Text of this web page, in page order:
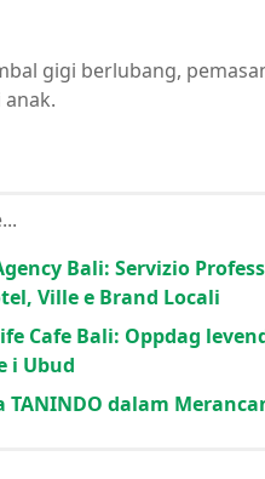
gigi berlubang,
Bali: Servizio
Ville e Brand Locali
Cafe Bali: Oppdag
i Ubud
TANINDO dalam